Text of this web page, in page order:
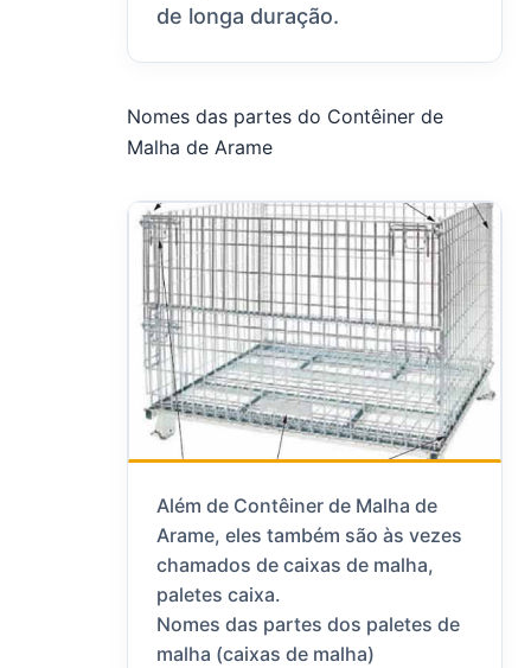
de longa duração.
Nomes das partes do Contêiner de
Malha de Arame
Além de Contêiner de Malha de
Arame, eles também são às vezes
chamados de caixas de malha,
paletes caixa.
Nomes das partes dos paletes de
malha (caixas de malha)